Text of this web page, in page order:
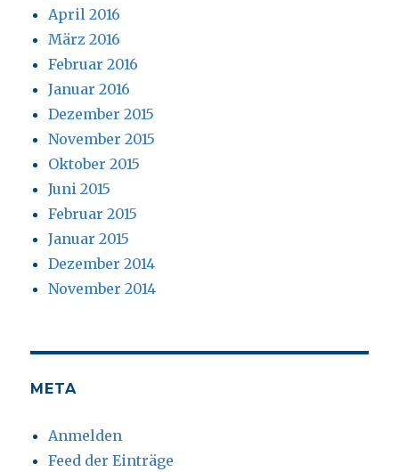
April 2016
März 2016
Februar 2016
Januar 2016
Dezember 2015
November 2015
Oktober 2015
Juni 2015
Februar 2015
Januar 2015
Dezember 2014
November 2014
META
Anmelden
Feed der Einträge